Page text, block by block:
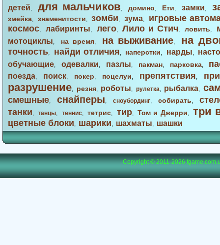
детей, для мальчиков, домино, Ети, замки,
змейка, знаменитости,зомби, зума,
игровые
космос, лабиринты, лего,Лило и Стич,ловить,
мотоциклы, на время, на выживание, на
точность, найди отличия, наперстки, нарды,
обучающие, одевалки, пазлы, пакман, парковка,
поезда, поиск, покер, поцелуи, препятствия,
разрушение, резня, роботы, рулетка, рыбалка,
смешные, снайперы, сноубординг, собирать,
танки,танцы, теннис,тетрис, тир,Том и Джерри, три
цветные блоки, шарики, шахматы, шашки
Copyright © 2011-2026